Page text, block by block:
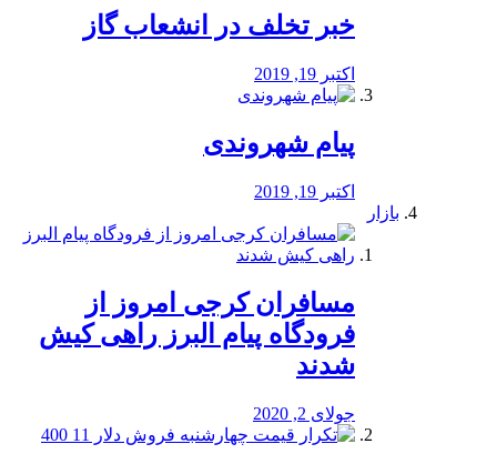
خبر تخلف در انشعاب گاز
اکتبر 19, 2019
پیام شهروندی
اکتبر 19, 2019
بازار
مسافران کرجی امروز از
فرودگاه پیام البرز راهی کیش
شدند
جولای 2, 2020